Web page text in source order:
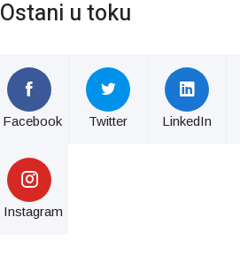
Ostani u toku
Facebook Twitter LinkedIn
Instagram